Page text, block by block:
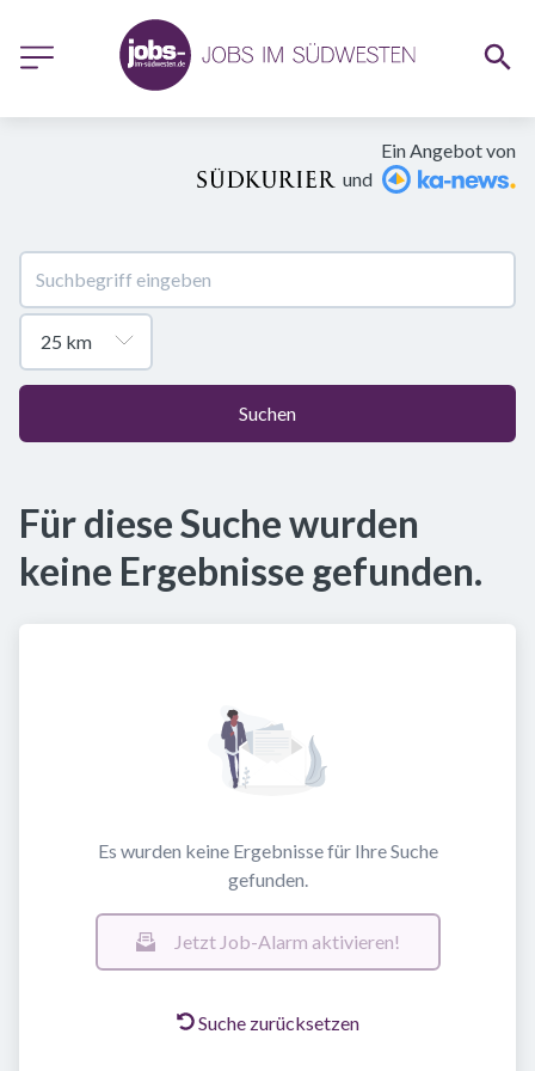
Ein Angebot von
und
Suchen
Für diese Suche wurden
keine Ergebnisse gefunden.
Es wurden keine Ergebnisse für Ihre Suche
gefunden.
Jetzt Job-Alarm aktivieren!
Suche zurücksetzen